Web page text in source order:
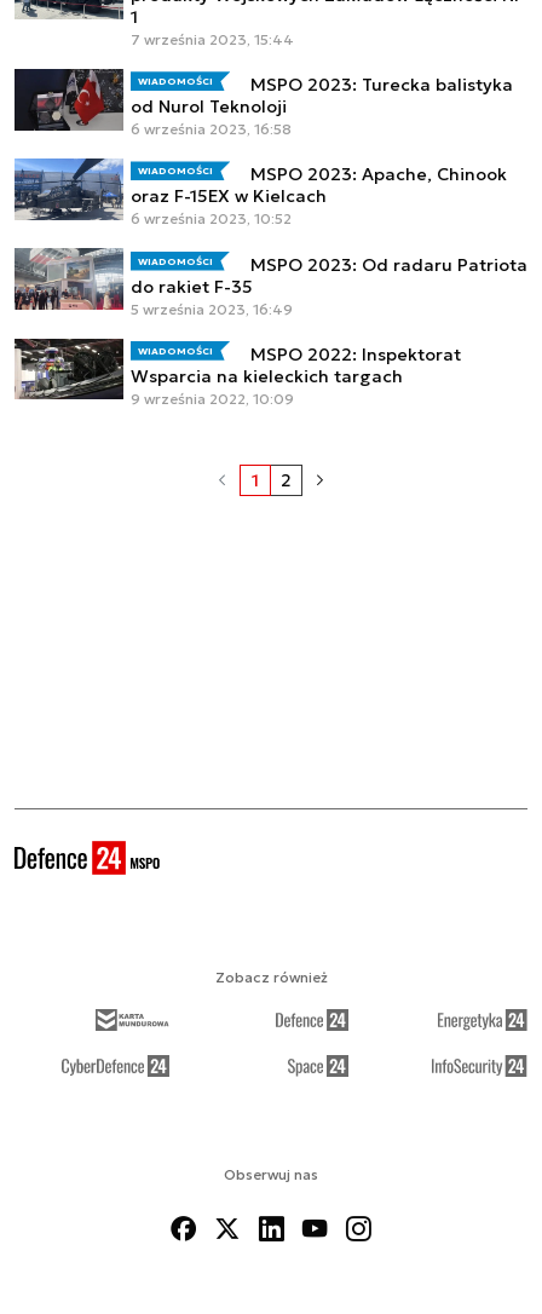
1
7 września 2023, 15:44
WIADOMOŚCI
MSPO 2023: Turecka balistyka
od Nurol Teknoloji
6 września 2023, 16:58
WIADOMOŚCI
MSPO 2023: Apache, Chinook
oraz F-15EX w Kielcach
6 września 2023, 10:52
WIADOMOŚCI
MSPO 2023: Od radaru Patriota
do rakiet F-35
5 września 2023, 16:49
WIADOMOŚCI
MSPO 2022: Inspektorat
Wsparcia na kieleckich targach
9 września 2022, 10:09
1 2
Obserwuj nas
Zobacz również